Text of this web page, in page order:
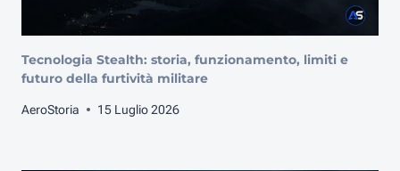
Tecnologia Stealth: storia, funzionamento, limiti e
futuro della furtività militare
AeroStoria 15 Luglio 2026